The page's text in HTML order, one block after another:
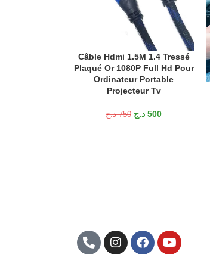
AJOUTER AU PANIER
Câble Hdmi 1.5M 1.4 Tressé
Plaqué Or 1080P Full Hd Pour
Ordinateur Portable
Projecteur Tv
750 د.ج 500 د.ج